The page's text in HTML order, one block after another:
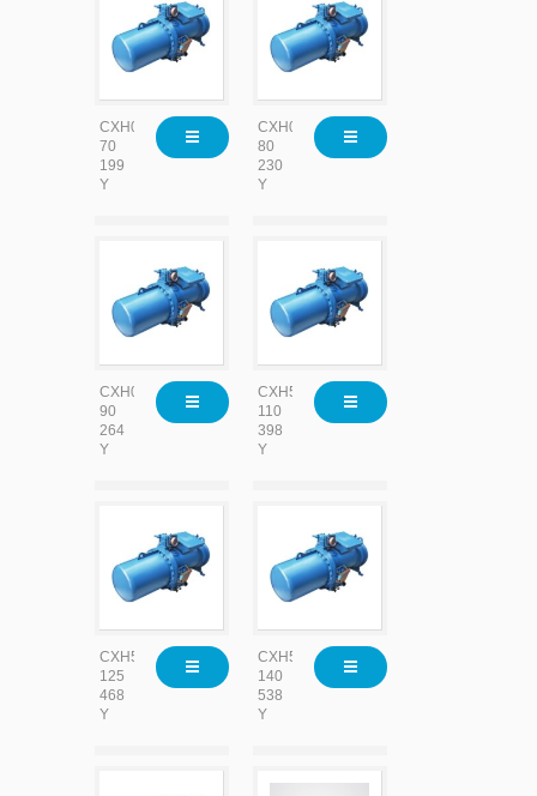
CXH02-
70
199
Y
CXH02-
80
230
Y
CXH02-
90
264
Y
CXH51-
110
398
Y
CXH51-
125
468
Y
CXH51-
140
538
Y